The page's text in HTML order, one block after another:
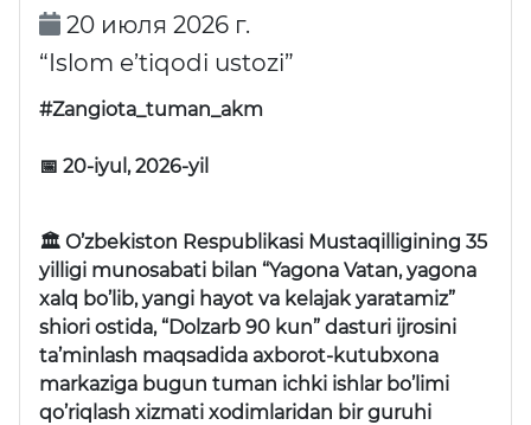
20 июля 2026 г.
“Islom e’tiqodi ustozi”
#Zangiota_tuman_akm
📅 20-iyul, 2026-yil
🏛 O’zbekiston Respublikasi Mustaqilligining 35
yilligi munosabati bilan “Yagona Vatan, yagona
xalq bo’lib, yangi hayot va kelajak yaratamiz”
shiori ostida, “Dolzarb 90 kun” dasturi ijrosini
ta’minlash maqsadida axborot-kutubxona
markaziga bugun tuman ichki ishlar bo’limi
qo’riqlash xizmati xodimlaridan bir guruhi